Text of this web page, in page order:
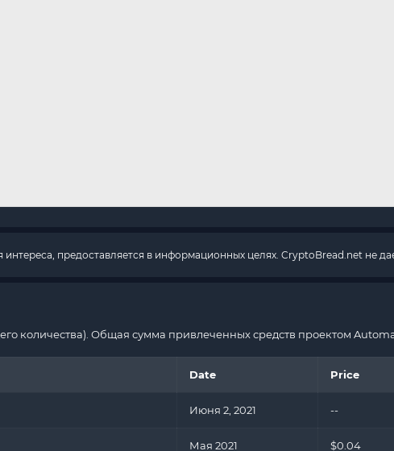
предоставляется в информационных целях. CryptoBread.net не
количества). Общая сумма привлеченных средств проектом
Date Price
Июня 2, 2021 --
Мая 2021 $0.04